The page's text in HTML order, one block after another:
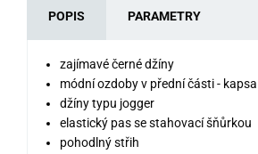
POPIS PARAMETRY
zajímavé černé džíny
módní ozdoby v přední části -
džíny typu jogger
elastický pas se stahovací šňůrkou
pohodlný střih